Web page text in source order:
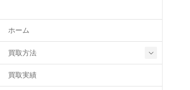
ホーム
買取方法
買取実績